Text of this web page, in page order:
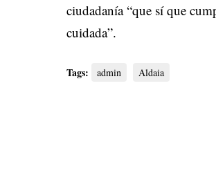
ciudadanía “que sí que
cuidada”.
Tags: admin Aldaia